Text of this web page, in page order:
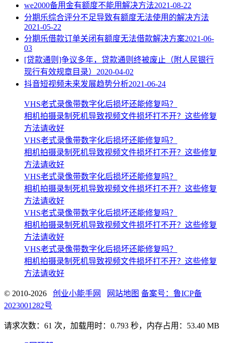
we2000备用金有额度不能用解决方法2021-08-22
分期乐综合评分不足导致有额度无法使用的解决方法
2021-05-22
分期乐借款订单关闭有额度无法借款解决方案2021-06-
03
[贷款通则]争议多年，贷款通则终被废止（附人民银行
现行有效规章目录） 2020-04-02
抖音短视频未来发展趋势分析2021-06-24
VHS老式录像带数字化后损坏还能修复吗？
相机拍摄录制死机导致视频文件损坏打不开？这些修复
方法请收好
VHS老式录像带数字化后损坏还能修复吗？
相机拍摄录制死机导致视频文件损坏打不开？这些修复
方法请收好
VHS老式录像带数字化后损坏还能修复吗？
相机拍摄录制死机导致视频文件损坏打不开？这些修复
方法请收好
VHS老式录像带数字化后损坏还能修复吗？
相机拍摄录制死机导致视频文件损坏打不开？这些修复
方法请收好
VHS老式录像带数字化后损坏还能修复吗？
相机拍摄录制死机导致视频文件损坏打不开？这些修复
方法请收好
© 2010-2026 创业小能手网 网站地图 备案号：鲁ICP备
2023001282号
请求次数：61 次，加载用时：0.793 秒，内存占用：53.40 MB